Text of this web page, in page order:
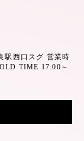
駅西口スグ 営業時
TIME 17:00～